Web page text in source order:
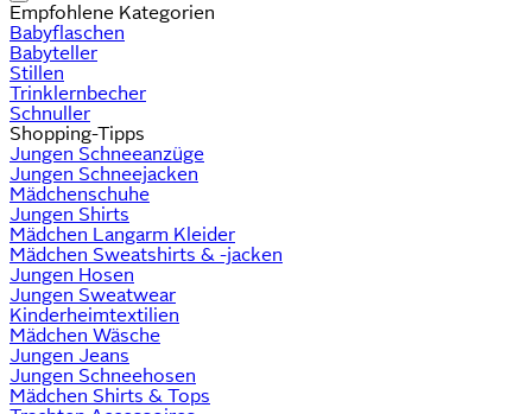
Empfohlene Kategorien
Babyflaschen
Babyteller
Stillen
Trinklernbecher
Schnuller
Shopping-Tipps
Jungen Schneeanzüge
Jungen Schneejacken
Mädchenschuhe
Jungen Shirts
Mädchen Langarm Kleider
Mädchen Sweatshirts & -jacken
Jungen Hosen
Jungen Sweatwear
Kinderheimtextilien
Mädchen Wäsche
Jungen Jeans
Jungen Schneehosen
Mädchen Shirts & Tops